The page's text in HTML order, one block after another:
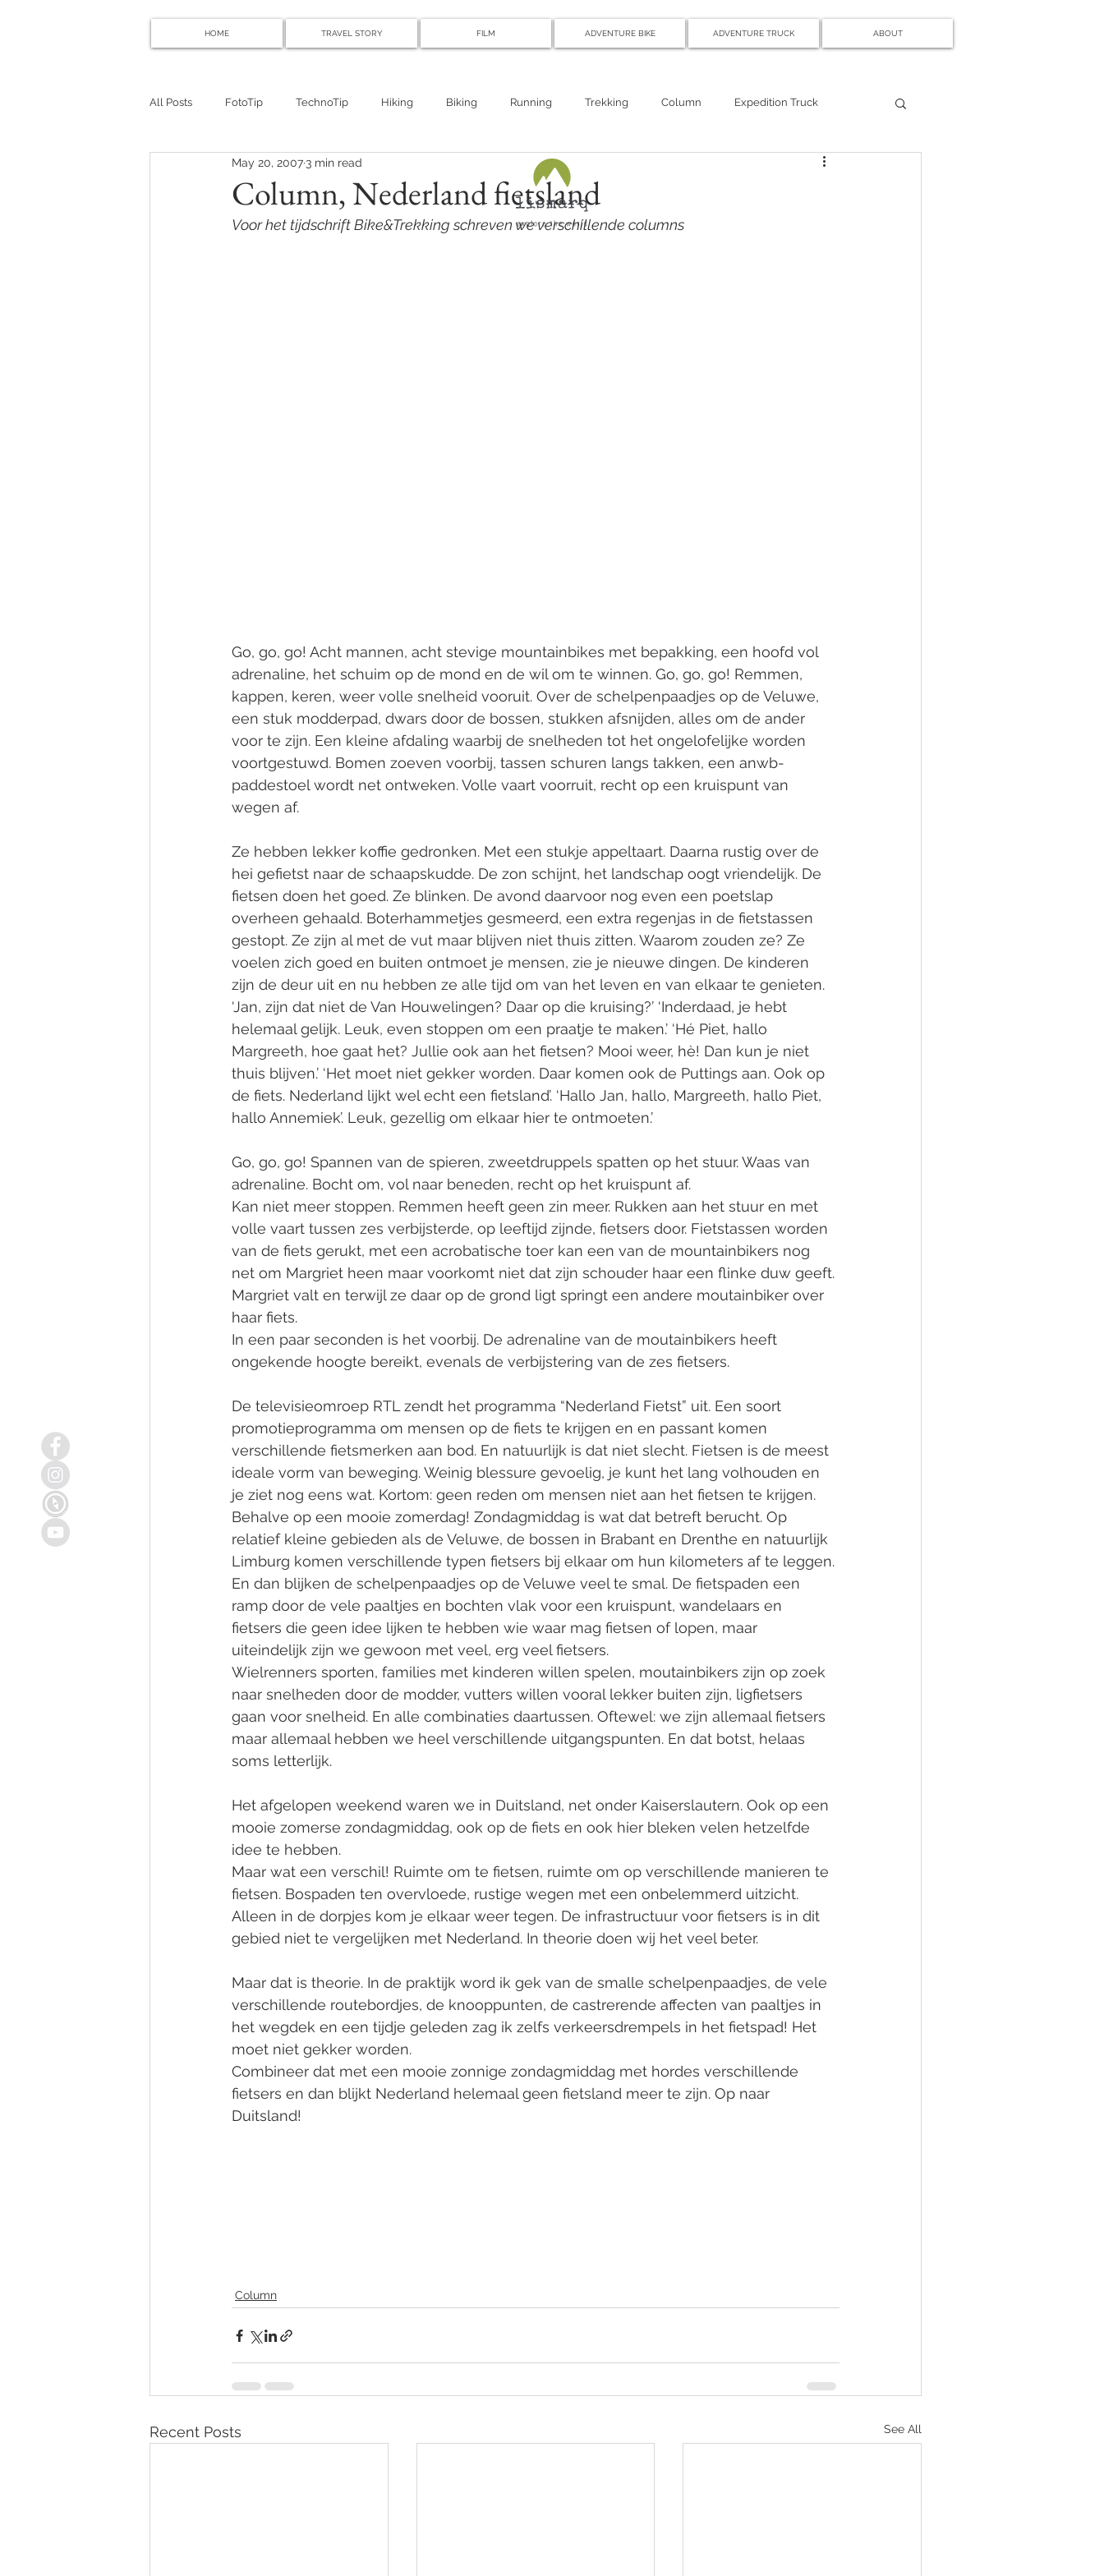
HOME TRAVEL STORY FILM ADVENTURE BIKE ADVENTURE TRUCK ABOUT
All Posts FotoTip TechnoTip Hiking Biking Running Trekking Column Expedition Truck
Column, Nederland fietsland
May 20, 2007 3 min read
Voor het tijdschrift Bike&Trekking schreven we verschillende columns
Go, go, go! Acht mannen, acht stevige mountainbikes met bepakking, een hoofd vol
adrenaline, het schuim op de mond en de wil om te winnen. Go, go, go! Remmen,
kappen, keren, weer volle snelheid vooruit. Over de schelpenpaadjes op de Veluwe,
een stuk modderpad, dwars door de bossen, stukken afsnijden, alles om de ander
voor te zijn. Een kleine afdaling waarbij de snelheden tot het ongelofelijke worden
voortgestuwd. Bomen zoeven voorbij, tassen schuren langs takken, een anwb-
paddestoel wordt net ontweken. Volle vaart voorruit, recht op een kruispunt van
wegen af.
Ze hebben lekker koffie gedronken. Met een stukje appeltaart. Daarna rustig over de
hei gefietst naar de schaapskudde. De zon schijnt, het landschap oogt vriendelijk. De
fietsen doen het goed. Ze blinken. De avond daarvoor nog even een poetslap
overheen gehaald. Boterhammetjes gesmeerd, een extra regenjas in de fietstassen
gestopt. Ze zijn al met de vut maar blijven niet thuis zitten. Waarom zouden ze? Ze
voelen zich goed en buiten ontmoet je mensen, zie je nieuwe dingen. De kinderen
zijn de deur uit en nu hebben ze alle tijd om van het leven en van elkaar te genieten.
‘Jan, zijn dat niet de Van Houwelingen? Daar op die kruising?’ ‘Inderdaad, je hebt
helemaal gelijk. Leuk, even stoppen om een praatje te maken.’ ‘Hé Piet, hallo
Margreeth, hoe gaat het? Jullie ook aan het fietsen? Mooi weer, hè! Dan kun je niet
thuis blijven.’ ‘Het moet niet gekker worden. Daar komen ook de Puttings aan. Ook op
de fiets. Nederland lijkt wel echt een fietsland’. ‘Hallo Jan, hallo, Margreeth, hallo Piet,
hallo Annemiek’. Leuk, gezellig om elkaar hier te ontmoeten.’
Go, go, go! Spannen van de spieren, zweetdruppels spatten op het stuur. Waas van
adrenaline. Bocht om, vol naar beneden, recht op het kruispunt af.
Kan niet meer stoppen. Remmen heeft geen zin meer. Rukken aan het stuur en met
volle vaart tussen zes verbijsterde, op leeftijd zijnde, fietsers door. Fietstassen worden
van de fiets gerukt, met een acrobatische toer kan een van de mountainbikers nog
net om Margriet heen maar voorkomt niet dat zijn schouder haar een flinke duw geeft.
Margriet valt en terwijl ze daar op de grond ligt springt een andere moutainbiker over
haar fiets.
In een paar seconden is het voorbij. De adrenaline van de moutainbikers heeft
ongekende hoogte bereikt, evenals de verbijstering van de zes fietsers.
De televisieomroep RTL zendt het programma “Nederland Fietst” uit. Een soort
promotieprogramma om mensen op de fiets te krijgen en en passant komen
verschillende fietsmerken aan bod. En natuurlijk is dat niet slecht. Fietsen is de meest
ideale vorm van beweging. Weinig blessure gevoelig, je kunt het lang volhouden en
je ziet nog eens wat. Kortom: geen reden om mensen niet aan het fietsen te krijgen.
Behalve op een mooie zomerdag! Zondagmiddag is wat dat betreft berucht. Op
relatief kleine gebieden als de Veluwe, de bossen in Brabant en Drenthe en natuurlijk
Limburg komen verschillende typen fietsers bij elkaar om hun kilometers af te leggen.
En dan blijken de schelpenpaadjes op de Veluwe veel te smal. De fietspaden een
ramp door de vele paaltjes en bochten vlak voor een kruispunt, wandelaars en
fietsers die geen idee lijken te hebben wie waar mag fietsen of lopen, maar
uiteindelijk zijn we gewoon met veel, erg veel fietsers.
Wielrenners sporten, families met kinderen willen spelen, moutainbikers zijn op zoek
naar snelheden door de modder, vutters willen vooral lekker buiten zijn, ligfietsers
gaan voor snelheid. En alle combinaties daartussen. Oftewel: we zijn allemaal fietsers
maar allemaal hebben we heel verschillende uitgangspunten. En dat botst, helaas
soms letterlijk.
Het afgelopen weekend waren we in Duitsland, net onder Kaiserslautern. Ook op een
mooie zomerse zondagmiddag, ook op de fiets en ook hier bleken velen hetzelfde
idee te hebben.
Maar wat een verschil! Ruimte om te fietsen, ruimte om op verschillende manieren te
fietsen. Bospaden ten overvloede, rustige wegen met een onbelemmerd uitzicht.
Alleen in de dorpjes kom je elkaar weer tegen. De infrastructuur voor fietsers is in dit
gebied niet te vergelijken met Nederland. In theorie doen wij het veel beter.
Maar dat is theorie. In de praktijk word ik gek van de smalle schelpenpaadjes, de vele
verschillende routebordjes, de knooppunten, de castrerende affecten van paaltjes in
het wegdek en een tijdje geleden zag ik zelfs verkeersdrempels in het fietspad! Het
moet niet gekker worden.
Combineer dat met een mooie zonnige zondagmiddag met hordes verschillende
fietsers en dan blijkt Nederland helemaal geen fietsland meer te zijn. Op naar
Duitsland!
Column
Recent Posts See All